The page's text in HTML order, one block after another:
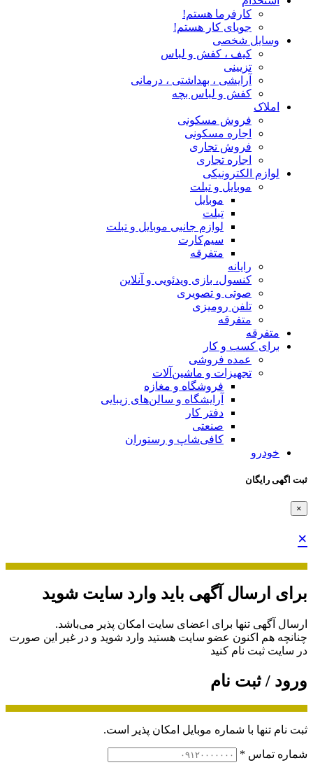
کارفرما هستم!
جویای کار هستم!
وسایل شخصی
کیف ، کفش و لباس
تزیینی
آرایشی ، بهداشتی ، درمانی
کفش و لباس بچه
املاک
فروش مسکونی
اجاره مسکونی
فروش تجاری
اجاره تجاری
لوازم الکترونیکی
موبایل و تبلت
موبایل
تبلت
لوازم جانبی موبایل و تبلت
سیم‌کارت
متفرقه
رایانه
کنسول، بازی‌ ویدئویی و آنلاین
صوتی و تصویری
تلفن رومیزی
متفرقه
متفرقه
برای کسب و کار
عمده فروشی
تجهیزات و ماشین‌آلات
فروشگاه و مغازه
آرایشگاه و سالن‌های زیبایی
دفتر کار
صنعتی
کافی‌شاپ و رستوران
خودرو
ثبت اگهی رایگان
×
×
برای ارسال آگهی باید وارد سایت شوید
ارسال آگهی تنها برای اعضای سایت امکان پذیر می‌باشد.
چنانچه هم‌ اکنون عضو سایت هستید وارد شوید و در غیر این صورت
در سایت ثبت نام کنید
ورود / ثبت نام
ثبت نام تنها با شماره موبایل امکان پذیر است.
شماره تماس *